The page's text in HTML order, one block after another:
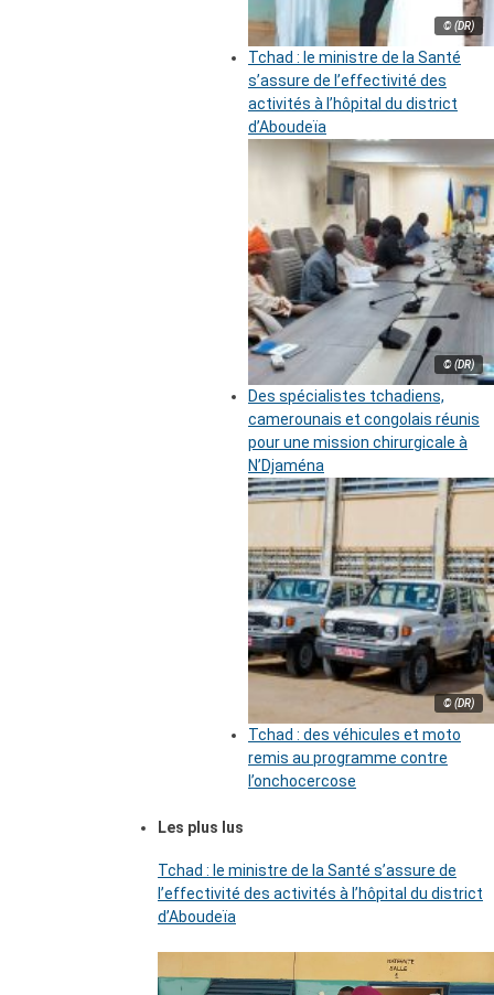
© (DR)
Tchad : le ministre de la Santé
s’assure de l’effectivité des
activités à l’hôpital du district
d’Aboudeïa
© (DR)
Des spécialistes tchadiens,
camerounais et congolais réunis
pour une mission chirurgicale à
N’Djaména
© (DR)
Tchad : des véhicules et moto
remis au programme contre
l’onchocercose
Les plus lus
Tchad : le ministre de la Santé s’assure de
l’effectivité des activités à l’hôpital du district
d’Aboudeïa